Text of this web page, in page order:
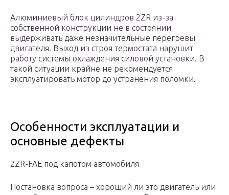
Алюминиевый блок цилиндров 2ZR из-за
собственной конструкции не в состоянии
выдерживать даже незначительные перегревы
двигателя. Выход из строя термостата нарушит
работу системы охлаждения силовой установки. В
такой ситуации крайне не рекомендуется
эксплуатировать мотор до устранения поломки.
Особенности эксплуатации и
основные дефекты
2ZR-FAE под капотом автомобиля
Постановка вопроса – хороший ли это двигатель или